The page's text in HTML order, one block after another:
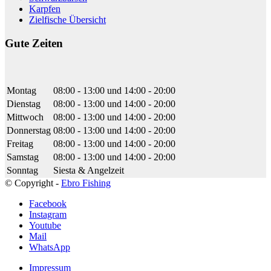
07:43 13 Apr 22
wertvolle Tipps gegeben,was zu den schönen Fängen geführt hat.
Beim Exclusiv Appartement war ebenfalls nicht auszusetzen, alles
war tiptop und im sehr guten Zustand.Auch die Boote sind top. Wir
können das Camp nur empfehlen und kommen sicherlich nochmal
wieder.
Jürg Brägger
17:33 10 Apr 22
Alles tiptop, Ludwig und sein Team machen einen
Topjob. Wir haben gleich wieder gebucht und fahren im Herbst
nochmal hin.
seb kau
Karpfen
Zielfische Übersicht
Gute Zeiten
Montag 08:00 - 13:00 und 14:00 - 20:00
Dienstag
08:00 - 13:00 und 14:00 - 20:00
Mittwoch
08:00 - 13:00 und 14:00 - 20:00
Donnerstag 08:00 - 13:00 und 14:00 - 20:00
Freitag
08:00 - 13:00 und 14:00 - 20:00
Samstag
08:00 - 13:00 und 14:00 - 20:00
Sonntag
Siesta & Angelzeit
© Copyright - Ebro Fishing
Facebook
Instagram
Youtube
Mail
WhatsApp
Impressum